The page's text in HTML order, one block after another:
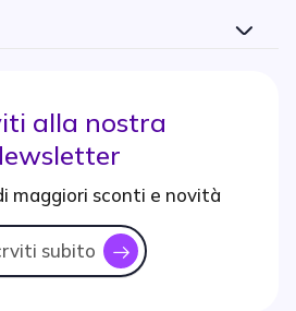
alla nostra
maggiori sconti e novità
subito icon